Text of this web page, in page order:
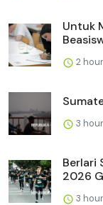
Untuk
2
3
Berlari
2026
3